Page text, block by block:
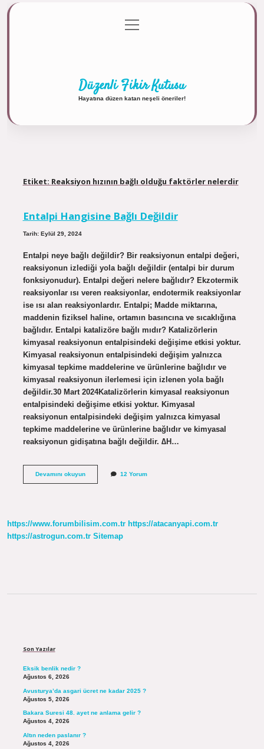
Gizlilik Politikası
menüyü
aç
Düzenli Fikir Kutusu
Hayatına düzen katan neşeli öneriler!
Etiket: Reaksiyon hızının bağlı olduğu faktörler nelerdir
Entalpi Hangisine Bağlı Değildir
Tarih: Eylül 29, 2024
Entalpi neye bağlı değildir? Bir reaksiyonun entalpi değeri,
reaksiyonun izlediği yola bağlı değildir (entalpi bir durum
fonksiyonudur). Entalpi değeri nelere bağlıdır? Ekzotermik
reaksiyonlar ısı veren reaksiyonlar, endotermik reaksiyonlar
ise ısı alan reaksiyonlardır. Entalpi; Madde miktarına,
maddenin fiziksel haline, ortamın basıncına ve sıcaklığına
bağlıdır. Entalpi katalizöre bağlı mıdır? Katalizörlerin
kimyasal reaksiyonun entalpisindeki değişime etkisi yoktur.
Kimyasal reaksiyonun entalpisindeki değişim yalnızca
kimyasal tepkime maddelerine ve ürünlerine bağlıdır ve
kimyasal reaksiyonun ilerlemesi için izlenen yola bağlı
değildir.30 Mart 2024Katalizörlerin kimyasal reaksiyonun
entalpisindeki değişime etkisi yoktur. Kimyasal
reaksiyonun entalpisindeki değişim yalnızca kimyasal
tepkime maddelerine ve ürünlerine bağlıdır ve kimyasal
reaksiyonun gidişatına bağlı değildir. ∆H…
Devamını okuyunEntalpi
12 Yorum
https://www.forumbilisim.com.tr https://atacanyapi.com.tr
https://astrogun.com.tr Sitemap
Son Yazılar
Eksik benlik nedir ?
Ağustos 6, 2026
Avusturya’da asgari ücret ne kadar 2025 ?
Ağustos 5, 2026
Bakara Suresi 48. ayet ne anlama gelir ?
Ağustos 4, 2026
Altın neden paslanır ?
Ağustos 4, 2026